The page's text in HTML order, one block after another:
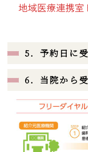
地域医療連携室
5．予約日に
6．当院から